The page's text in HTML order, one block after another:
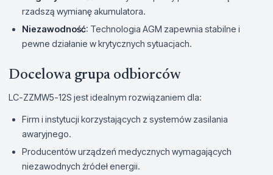
rzadszą wymianę akumulatora.
Niezawodność: Technologia AGM zapewnia stabilne i
pewne działanie w krytycznych sytuacjach.
Docelowa grupa odbiorców
LC-ZZMW5-12S jest idealnym rozwiązaniem dla:
Firm i instytucji korzystających z systemów zasilania
awaryjnego.
Producentów urządzeń medycznych wymagających
niezawodnych źródeł energii.